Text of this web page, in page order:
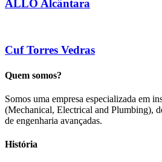
ALLO Alcântara
Cuf Torres Vedras
Quem somos?
Somos uma empresa especializada em
(Mechanical, Electrical and Plumbing),
de engenharia avançadas.
História